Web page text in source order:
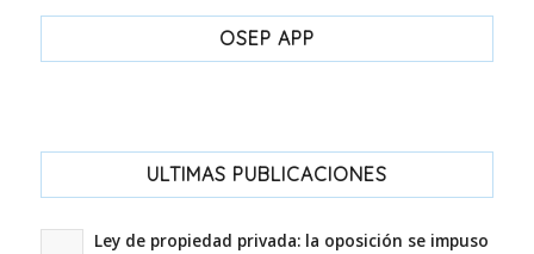
OSEP APP
ULTIMAS PUBLICACIONES
Ley de propiedad privada: la oposición se impuso